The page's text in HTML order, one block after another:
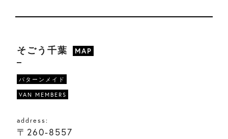
そごう千葉 MAP
パターンメイド
VAN MEMBERS
address:
〒260-8557